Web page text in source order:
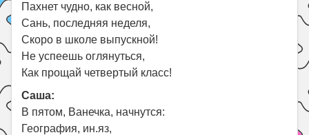
Пахнет чудно, как весной,
Сань, последняя неделя,
Скоро в школе выпускной!
Не успеешь оглянуться,
Как прощай четвертый класс!
Саша:
В пятом, Ванечка, начнутся:
География, ин.яз,